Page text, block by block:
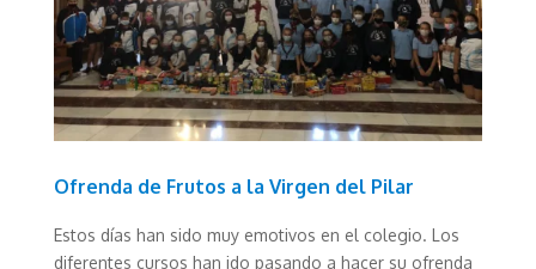
Ofrenda de Frutos a la Virgen del Pilar
Estos días han sido muy emotivos en el colegio. Los
diferentes cursos han ido pasando a hacer su ofrenda